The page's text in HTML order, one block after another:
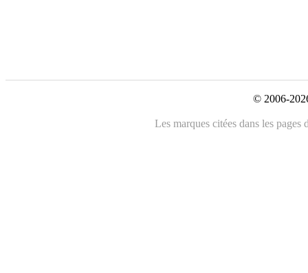
© 2006-
Les marques citées dans les pages